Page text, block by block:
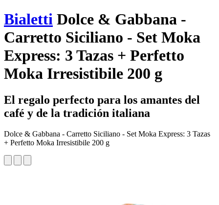
Bialetti Dolce & Gabbana -
Carretto Siciliano - Set Moka
Express: 3 Tazas + Perfetto
Moka Irresistibile 200 g
El regalo perfecto para los amantes del
café y de la tradición italiana
Dolce & Gabbana - Carretto Siciliano - Set Moka Express: 3 Tazas
+ Perfetto Moka Irresistibile 200 g